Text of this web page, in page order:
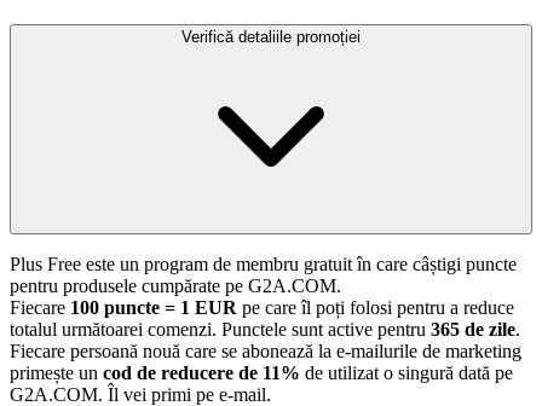
Verifică detaliile promoției
Plus Free este un program de membru gratuit în care câștigi puncte
pentru produsele cumpărate pe G2A.COM.
Fiecare 100 puncte = 1 EUR pe care îl poți folosi pentru a reduce
totalul următoarei comenzi. Punctele sunt active pentru 365 de zile.
Fiecare persoană nouă care se abonează la e-mailurile de marketing
primește un cod de reducere de 11% de utilizat o singură dată pe
G2A.COM. Îl vei primi pe e-mail.